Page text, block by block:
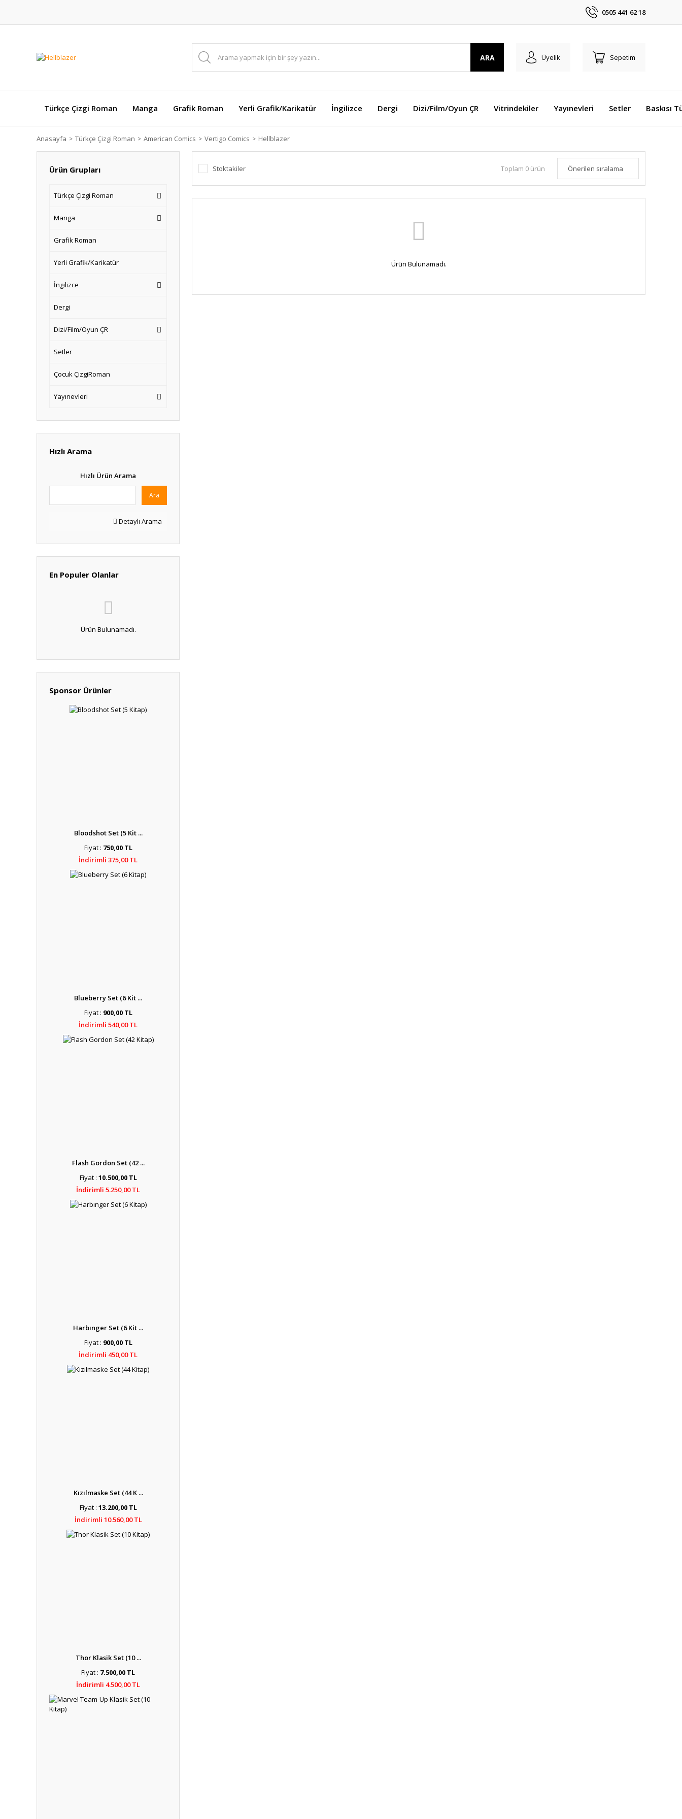
0505 441 62 18
ARA Üyelik Sepetim
Türkçe Çizgi Roman Manga Grafik Roman Yerli Grafik/Karikatür İngilizce Dergi Dizi/Film/Oyun ÇR Vitrindekiler Yayınevleri Setler Baskısı
Anasayfa Türkçe Çizgi Roman American Comics Vertigo Comics Hellblazer
Ürün Grupları
Türkçe Çizgi Roman
Manga
Grafik Roman
Yerli Grafik/Karikatür
İngilizce
Dergi
Dizi/Film/Oyun ÇR
Setler
Çocuk ÇizgiRoman
Yayınevleri
Hızlı Arama
Hızlı Ürün Arama
Ara
Detaylı Arama
En Populer Olanlar
Ürün Bulunamadı.
Sponsor Ürünler
Bloodshot Set (5 Kit ...
Fiyat : 750,00 TL
İndirimli 375,00 TL
Blueberry Set (6 Kit ...
Fiyat : 900,00 TL
İndirimli 540,00 TL
Flash Gordon Set (42 ...
Fiyat : 10.500,00 TL
İndirimli 5.250,00 TL
Harbınger Set (6 Kit ...
Fiyat : 900,00 TL
İndirimli 450,00 TL
Kızılmaske Set (44 K ...
Fiyat : 13.200,00 TL
İndirimli 10.560,00 TL
Thor Klasik Set (10 ...
Fiyat : 7.500,00 TL
İndirimli 4.500,00 TL
Stoktakiler Toplam 0 ürün
Ürün Bulunamadı.